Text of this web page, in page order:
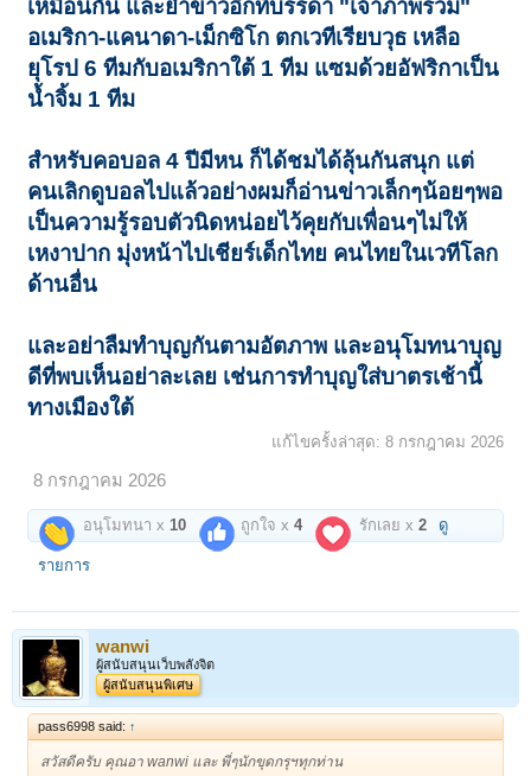
เหมือนกัน และย้ำข่าวอีกทีบรรดา "เจ้าภาพร่วม"
อเมริกา-แคนาดา-เม็กซิโก ตกเวทีเรียบวุธ เหลือ
ยุโรป 6 ทีมกับอเมริกาใต้ 1 ทีม แซมด้วยอัฟริกาเป็น
น้ำจิ้ม 1 ทีม
สำหรับคอบอล 4 ปีมีหน ก็ได้ชมได้ลุ้นกันสนุก แต่
คนเลิกดูบอลไปแล้วอย่างผมก็อ่านข่าวเล็กๆน้อยๆพอ
เป็นความรู้รอบตัวนิดหน่อยไว้คุยกับเพื่อนๆไม่ให้
เหงาปาก มุ่งหน้าไปเชียร์เด็กไทย คนไทยในเวทีโลก
ด้านอื่น
และอย่าลืมทำบุญกันตามอัตภาพ และอนุโมทนาบุญ
ดีที่พบเห็นอย่าละเลย เช่นการทำบุญใส่บาตรเช้านี้
ทางเมืองใต้
แก้ไขครั้งล่าสุด: 8 กรกฎาคม 2026
8 กรกฎาคม 2026
อนุโมทนา x10 ถูกใจ x4 รักเลย x2 ดู
รายการ
wanwi
ผู้สนับสนุนเว็บพลังจิต
ผู้สนับสนุนพิเศษ
pass6998 said: ↑
สวัสดีครับ คุณอา wanwi และ พี่ๆนักขุดกรุฯทุกท่าน